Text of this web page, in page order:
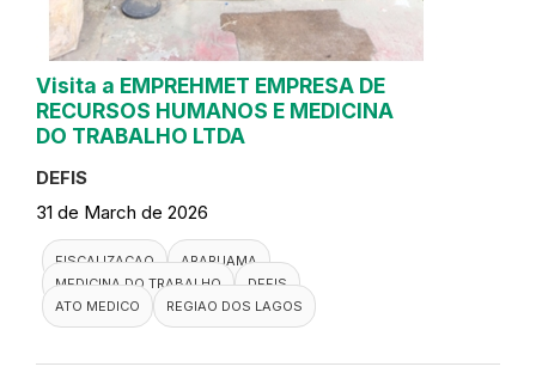
Visita a EMPREHMET EMPRESA DE
RECURSOS HUMANOS E MEDICINA
DO TRABALHO LTDA
DEFIS
31 de March de 2026
FISCALIZACAO
ARARUAMA
MEDICINA DO TRABALHO
DEFIS
ATO MEDICO
REGIAO DOS LAGOS